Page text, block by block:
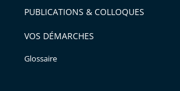
PUBLICATIONS & COLLOQUES
VOS DÉMARCHES
Glossaire